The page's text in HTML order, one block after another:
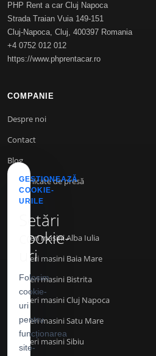
PHP Rent a car Cluj Napoca
Strada Traian Vuia 149-151
Cluj-Napoca, Cluj, 400397 Romania
+4 0752 012 012
https://www.phprentacar.ro
COMPANIE
Despre noi
Contact
Blog
Comunicate de presă
Inchirieri masini Alba Iulia
Inchirieri masini Baia Mare
Inchirieri masini Bistrita
Inchirieri masini Cluj Napoca
Inchirieri masini Satu Mare
Inchirieri masini Sibiu
GESTIONEAZĂ
COOKIE-
URILE
Setări
cookie-
uri
Folosim
cookie-
uri
pentru
funcționarea
site-